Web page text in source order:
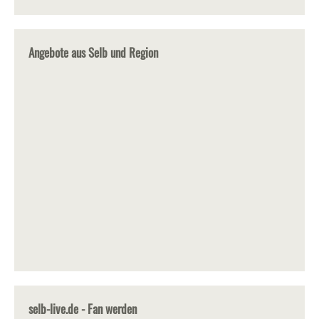
Angebote aus Selb und Region
selb-live.de - Fan werden